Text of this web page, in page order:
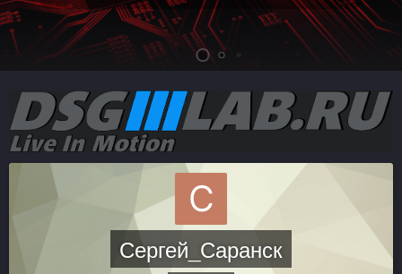
Сергей_Саранск